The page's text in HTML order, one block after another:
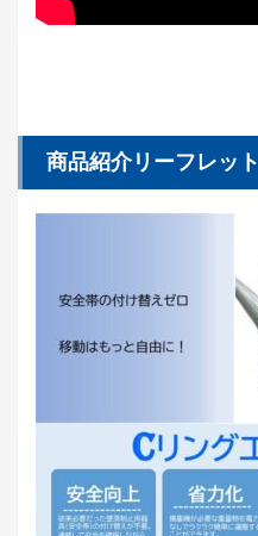
商品紹介リーフレット